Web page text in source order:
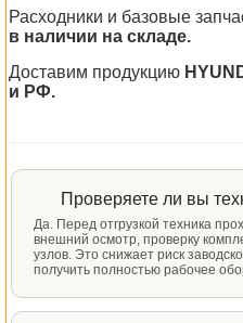
Расходники и базовые
в наличии на складе.
Доставим продукцию
и РФ.
Проверяете ли вы
Да. Перед отгрузкой техника
внешний осмотр, проверку
узлов. Это снижает риск
получить полностью рабочее